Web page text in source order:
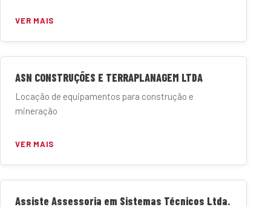
VER MAIS
ASN CONSTRUÇÕES E TERRAPLANAGEM LTDA
Locação de equipamentos para construção e
mineração
VER MAIS
Assiste Assessoria em Sistemas Técnicos Ltda.